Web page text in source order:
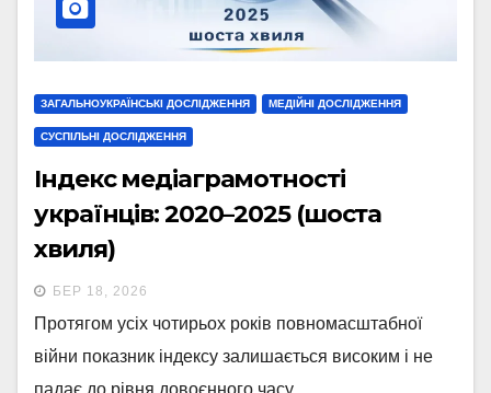
ЗАГАЛЬНОУКРАЇНСЬКІ ДОСЛІДЖЕННЯ МЕДІЙНІ ДОСЛІДЖЕННЯ
СУСПІЛЬНІ ДОСЛІДЖЕННЯ
Індекс медіаграмотності
українців: 2020–2025 (шоста
хвиля)
БЕР 18, 2026
Протягом усіх чотирьох років повномасштабної
війни показник індексу залишається високим і не
падає до рівня довоєнного часу